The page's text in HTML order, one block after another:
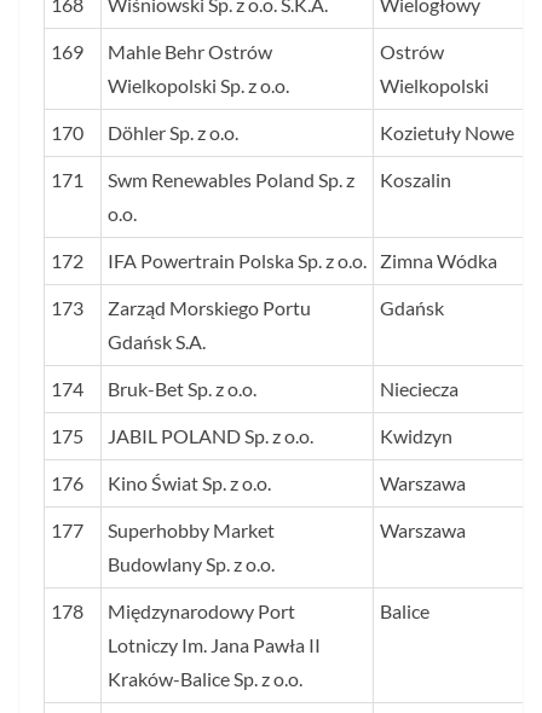
169
Mahle Behr Ostrów
Wielkopolski Sp. z o.o.
Ostrów
Wielkopolski
170 Döhler Sp. z o.o. Kozietuły Nowe
171
Swm Renewables Poland Sp. z
o.o.
Koszalin
172 IFA Powertrain Polska Sp. z o.o. Zimna Wódka
173
Zarząd Morskiego Portu
Gdańsk S.A.
Gdańsk
174 Bruk-Bet Sp. z o.o. Nieciecza
175 JABIL POLAND Sp. z o.o. Kwidzyn
176 Kino Świat Sp. z o.o. Warszawa
177
Superhobby Market
Budowlany Sp. z o.o.
Warszawa
178
Międzynarodowy Port
Lotniczy Im. Jana Pawła II
Kraków-Balice Sp. z o.o.
Balice